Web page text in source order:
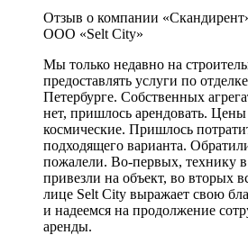
Отзыв о компании
ООО «Selt City»
Мы только недавно на
предоставлять услуги по
Петербурге. Собственных
нет, пришлось арендовать. Цены
космические. Пришлось
подходящего варианта.
пожалели. Во-первых, технику
привезли на объект, во вторых
лице Selt City выражает свою
и надеемся на продолжение
аренды.